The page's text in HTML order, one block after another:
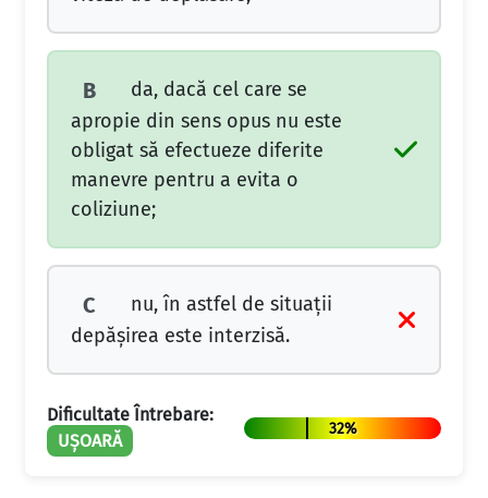
B
da, dacă cel care se
apropie din sens opus nu este
obligat să efectueze diferite
manevre pentru a evita o
coliziune;
C
nu, în astfel de situaţii
depăşirea este interzisă.
Dificultate Întrebare:
UȘOARĂ
32%